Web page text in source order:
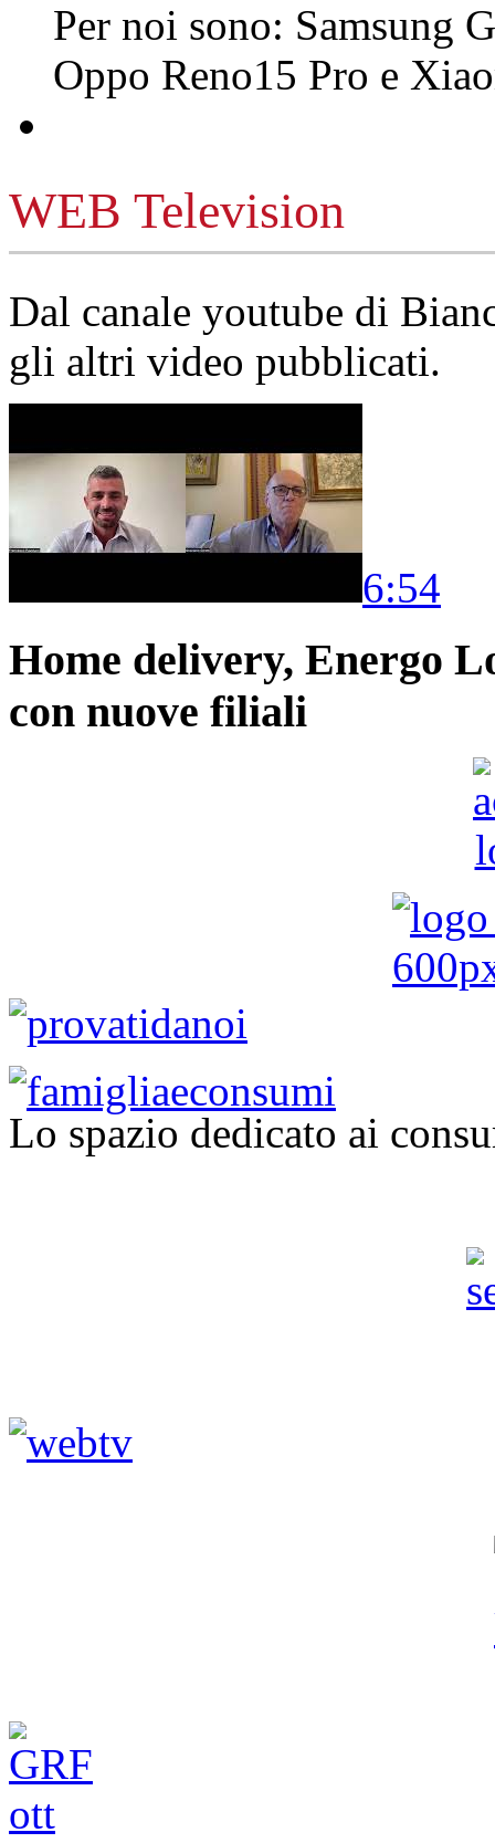
Per noi sono: Samsung
Oppo Reno15 Pro e
WEB Television
Dal canale youtube di
gli altri video pubblicati.
6:54
Home delivery, Energo
con nuove filiali
Lo spazio dedicato ai